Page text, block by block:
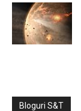
Bloguri S&T